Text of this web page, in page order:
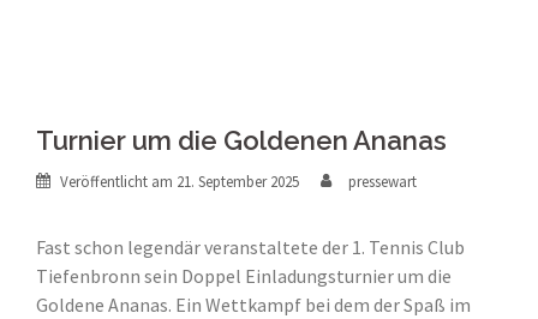
Turnier um die Goldenen Ananas
Veröffentlicht am 21. September 2025 pressewart
Fast schon legendär veranstaltete der 1. Tennis Club
Tiefenbronn sein Doppel Einladungsturnier um die
Goldene Ananas. Ein Wettkampf bei dem der Spaß im